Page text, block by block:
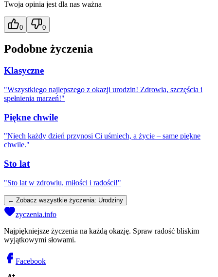
Twoja opinia jest dla nas ważna
0 0
Podobne życzenia
Klasyczne
"Wszystkiego najlepszego z okazji urodzin! Zdrowia, szczęścia i
spełnienia marzeń!"
Piękne chwile
"Niech każdy dzień przynosi Ci uśmiech, a życie – same piękne
chwile."
Sto lat
"Sto lat w zdrowiu, miłości i radości!"
← Zobacz wszystkie życzenia: Urodziny
zyczenia.info
Najpiękniejsze życzenia na każdą okazję. Spraw radość bliskim
wyjątkowymi słowami.
Facebook